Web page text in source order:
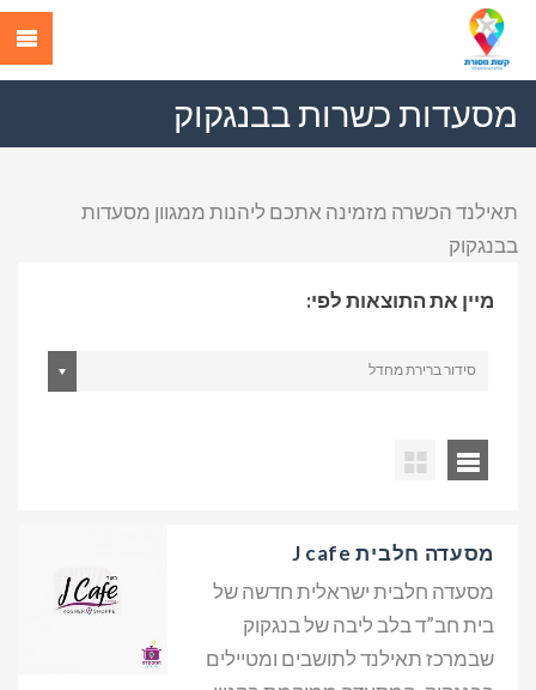
מסעדות כשרות בבנגקוק
תאילנד הכשרה מזמינה אתכם ליהנות ממגוון מסעדות
בבנגקוק
מיין את התוצאות לפי:
סידור ברירת מחדל
מסעדה חלבית J cafe
מסעדה חלבית ישראלית חדשה של
בית חב”ד בלב ליבה של בנגקוק
שבמרכז תאילנד לתושבים ומטיילים